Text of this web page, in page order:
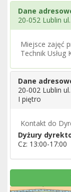
Dane
20-052 Lublin
Miejsce zajęć
Technik Usług
Dane
20-002 Lublin
I piętro
Kontakt do
Dyżury
Cz: 13:00-17:00